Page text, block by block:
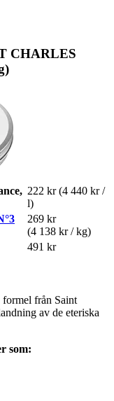
CHARLES
222 kr (4 440 kr /
l)
269 kr
(4 138 kr / kg)
491 kr
formel från Saint
av de eteriska
som: